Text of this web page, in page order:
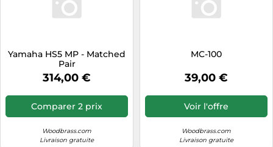
Yamaha HS5 MP - Matched
Pair
314,00 €
Comparer 2 prix
Woodbrass.com
Livraison gratuite
MC-100
39,00 €
Voir l'offre
Woodbrass.com
Livraison gratuite